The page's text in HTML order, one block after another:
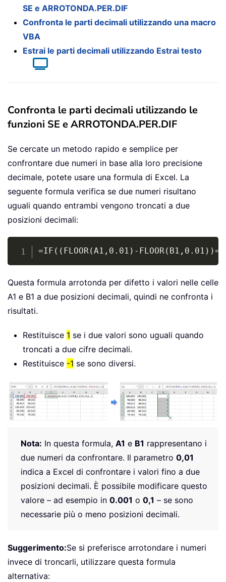
SE e ARROTONDA.PER.DIF
Confronta le parti decimali utilizzando una macro
VBA
Estrai le parti decimali utilizzando Estrai testo
Confronta le parti decimali utilizzando le
funzioni SE e ARROTONDA.PER.DIF
Se cercate un metodo rapido e semplice per
confrontare due numeri in base alla loro precisione
decimale, potete usare una formula di Excel. La
seguente formula verifica se due numeri risultano
uguali quando entrambi vengono troncati a due
posizioni decimali:
=IF((FLOOR(A1,0.01)- Copy
Questa formula arrotonda per difetto i valori nelle celle
A1 e B1 a due posizioni decimali, quindi ne confronta i
risultati.
Restituisce 1 se i due valori sono uguali quando
troncati a due cifre decimali.
Restituisce -1 se sono diversi.
Nota: In questa formula, A1 e B1 rappresentano i
due numeri da confrontare. Il parametro 0,01
indica a Excel di confrontare i valori fino a due
posizioni decimali. È possibile modificare questo
valore – ad esempio in 0.001 o 0,1 – se sono
necessarie più o meno posizioni decimali.
Suggerimento:Se si preferisce arrotondare i numeri
invece di troncarli, utilizzare questa formula
alternativa: